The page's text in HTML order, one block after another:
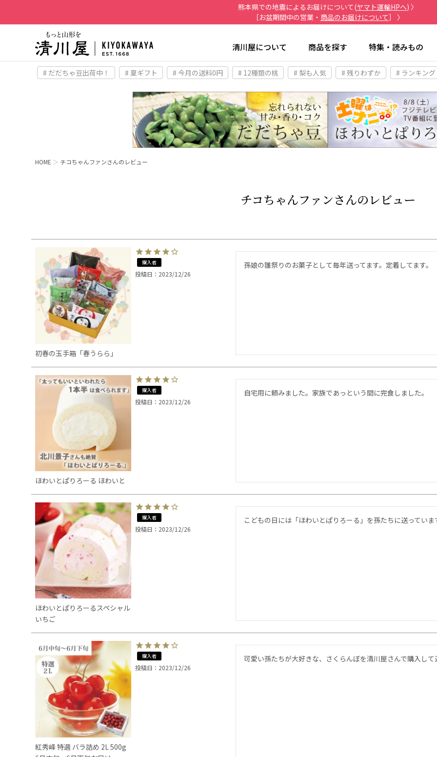
熊本県での地震によるお届けについて(ヤマト運輸HPへ) 〉
［お盆期間中の営業・ 商品のお届けについて］ 〉
清川屋について 商品を探す 特集・読みもの
# だだちゃ豆出荷中！ # 夏ギフト # 今月の送料0円 # 12種類の桃 # 梨も人気 # 残りわずか # ランキング
HOME チコちゃんファンさんのレビュー
チコちゃんファンさんのレビュー
初春の玉手箱「春うらら」
購入者
投稿日 2023/12/26
孫娘の雛祭りのお菓子として毎年送ってます。定着してます。
ほわいとぱりろーる ほわいと
購入者
投稿日 2023/12/26
自宅用に頼みました。家族であっという間に完食しました。
ほわいとぱりろーるスペシャル
いちご
購入者
投稿日 2023/12/26
こどもの日には「ほわいとぱりろーる」を孫たちに送ってい
紅秀峰 特選 バラ詰め 2L 500g
購入者
投稿日 2023/12/26
可愛い孫たちが大好きな、さくらんぼを清川屋さんで購入し